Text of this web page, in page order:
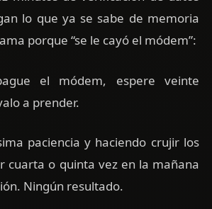
lo que ya se sabe de memoria
porque “se le cayó el módem”:
el módem, espere veinte
a prender.
paciencia y haciendo crujir los
cuarta o quinta vez en la mañana
Ningún resultado.